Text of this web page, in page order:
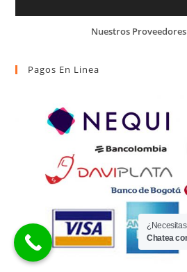
Nuestros
Pagos En Linea
Chatea